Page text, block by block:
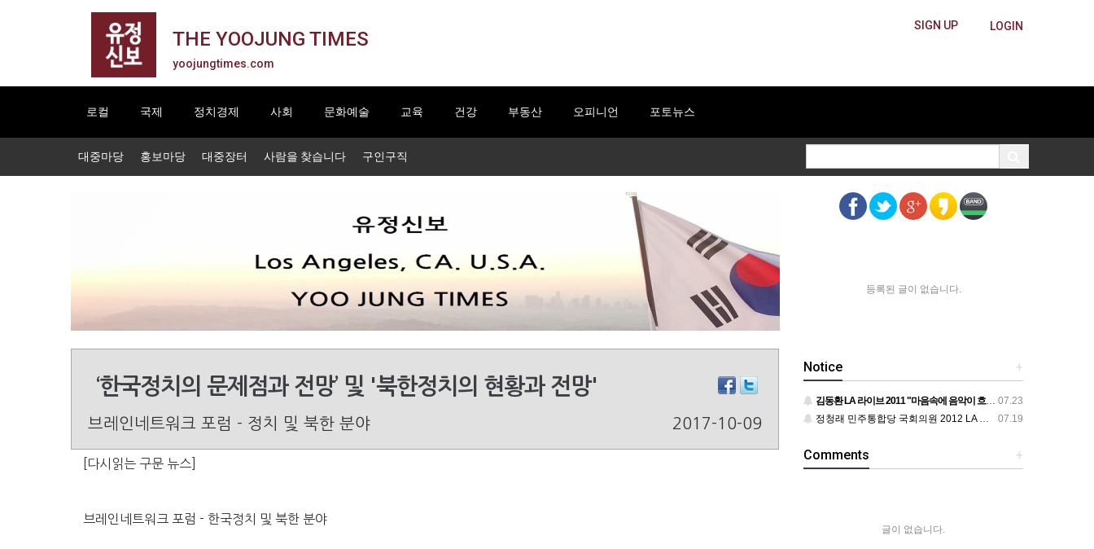
LOGIN
SIGN UP
THE YOOJUNG TIMES
yoojungtimes.com
로컬 국제 정치경제 사회 문화예술 교육 건강 부동산 오피니언 포토뉴스
대중마당 홍보마당 대중장터 사람을 찾습니다 구인구직
‘한국정치의 문제점과 전망’ 및 '북한정치의 현황과 전망'
브레인네트워크 포럼 - 정치 및 북한 분야 2017-10-09
[다시읽는 구문 뉴스]
브레인네트워크 포럼 - 한국정치 및 북한 분야
등록된 글이 없습니다.
+
Notice
07.23
김동환 LA 라이브 2011 "마음속에 음악이 흐르면"
07.19
정청래 민주통합당 국회의원 2012 LA 동포 간담회
+
Comments
글이 없습니다.